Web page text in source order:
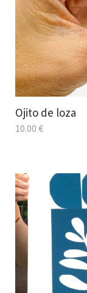
Ojito de loza
10.00 €